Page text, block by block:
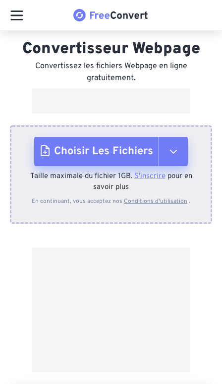
Convertisseur Webpage
Convertissez les fichiers Webpage en ligne
gratuitement.
Choisir Les Fichiers
Depuis l'appareil
Taille maximale du fichier 1GB.S'inscrirepour en
savoir plus
En continuant, vous acceptez nos Conditions d'utilisation .